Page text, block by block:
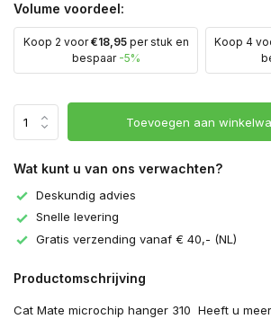
Volume voordeel:
Koop 2 voor€18,95per stuk en
bespaar -5%
Koop 4
Toevoegen aan
Wat kunt u van ons verwachten?
Deskundig advies
Snelle levering
Gratis verzending vanaf € 40,- (NL)
Productomschrijving
Cat Mate microchip hanger 310 Heeft u